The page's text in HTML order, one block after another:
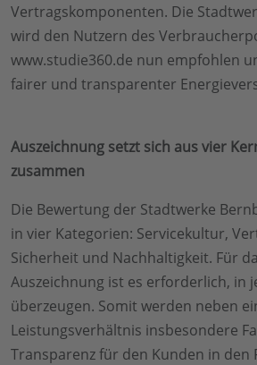
Vertragskomponenten. Die
wird den Nutzern des
www.studie360.de nun empfohlen
fairer und transparenter
Auszeichnung setzt sich aus vier
zusammen
Die Bewertung der Stadtwerke
in vier Kategorien: Servicekultur,
Sicherheit und Nachhaltigkeit. Für
Auszeichnung ist es erforderlich, in
überzeugen. Somit werden neben
Leistungsverhältnis insbesondere
Transparenz für den Kunden in den